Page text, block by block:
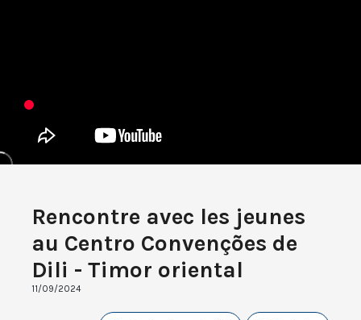
Rencontre avec les jeunes
au Centro Convenções de
Dili - Timor oriental
11/09/2024